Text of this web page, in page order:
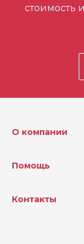
стоимость
О компании
Помощь
Контакты